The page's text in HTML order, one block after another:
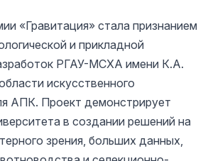
«Гравитация» стала признанием
и прикладной
РГАУ-МСХА имени К.А.
искусственного
АПК. Проект демонстрирует
в создании решений на
зрения, больших данных,